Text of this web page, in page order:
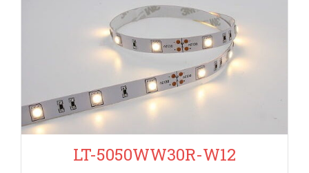
LT-5050WW30R-W12